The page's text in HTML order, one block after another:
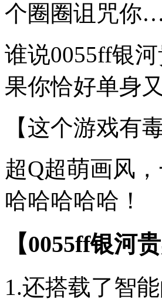
个圈圈诅咒你
谁说0055ff银
果你恰好单身
【这个游戏有
超Q超萌画风
哈哈哈哈哈！
【0055ff银河
1.还搭载了智